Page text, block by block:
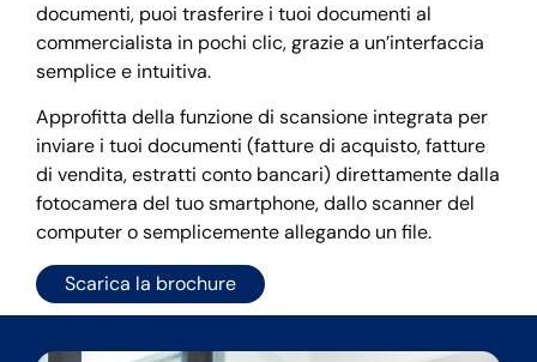
documenti, puoi trasferire i tuoi documenti al
commercialista in pochi clic, grazie a un’interfaccia
semplice e intuitiva.
Approfitta della funzione di scansione integrata per
inviare i tuoi documenti (fatture di acquisto, fatture
di vendita, estratti conto bancari) direttamente dalla
fotocamera del tuo smartphone, dallo scanner del
computer o semplicemente allegando un file.
Scarica la brochure